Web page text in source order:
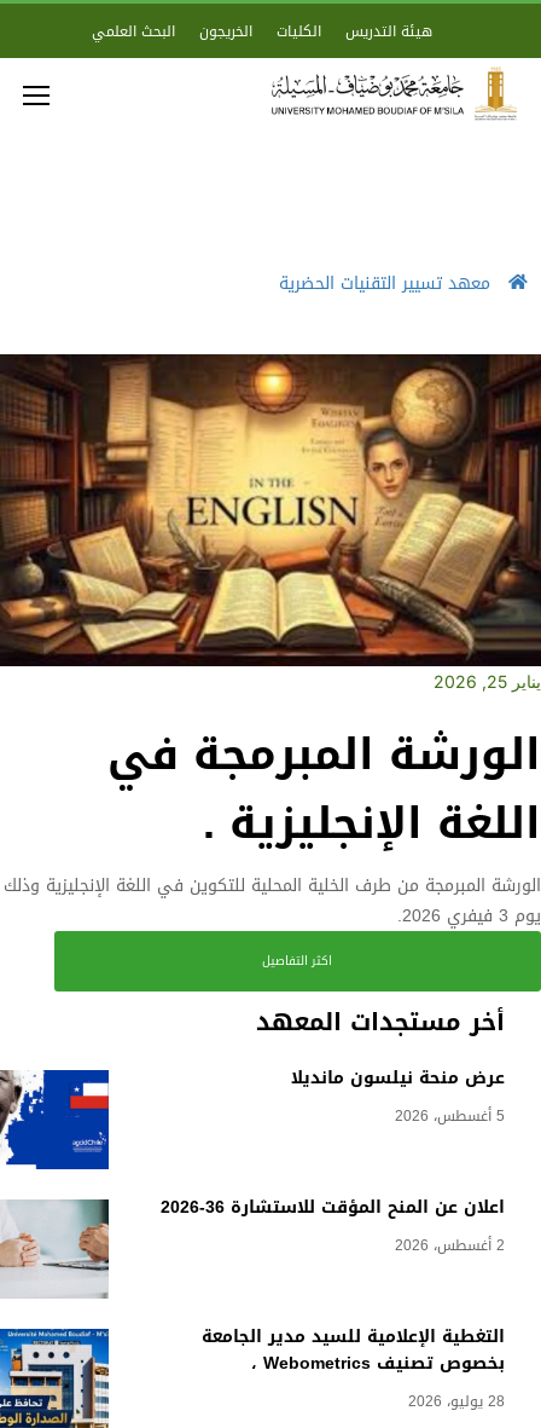
هيئة التدريس الكليات الخريجون البحث العلمي
معهد تسيير التقنيات الحضرية
أخر مستجدات المعهد
عرض منحة نيلسون مانديلا
5 أغسطس، 2026
اعلان عن المنح المؤقت للاستشارة 36-2026
2 أغسطس، 2026
التغطية الإعلامية للسيد مدير الجامعة
بخصوص تصنيف Webometrics ،
28 يوليو، 2026
يناير 25, 2026
الورشة المبرمجة في
اللغة الإنجليزية .
الورشة المبرمجة من طرف الخلية المحلية للتكوين في اللغة الإنجليزية وذلك
يوم 3 فيفري 2026.
اكثر التفاصيل